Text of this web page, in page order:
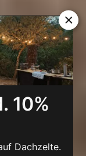
10%
Dachzelte.